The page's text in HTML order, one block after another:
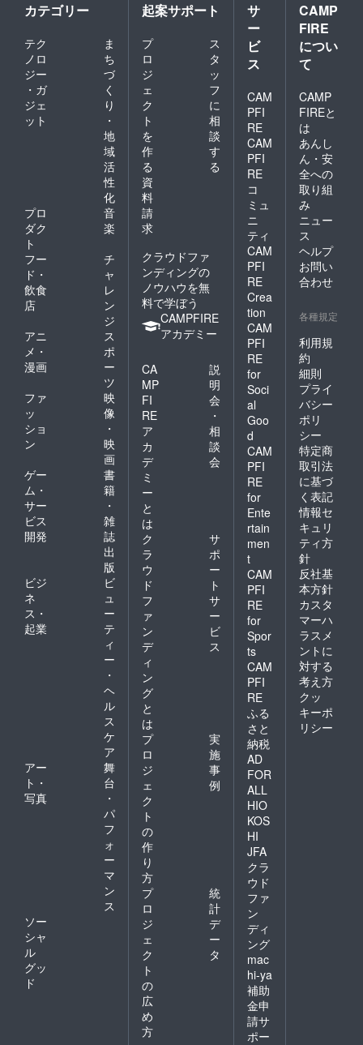
カテゴリー
テク
ノロ
ジー
・ガ
ジェ
ット
ま
ち
づ
く
り
・
地
域
活
性
化
プロ
ダク
ト
音
楽
フー
ド・
飲食
店
チ
ャ
レ
ン
ジ
アニ
メ・
漫画
ス
ポ
ー
ツ
ファ
ッ
ショ
ン
映
像
・
映
画
ゲー
ム・
サー
ビス
開発
書
籍
・
雑
誌
出
版
ビジ
ネ
ス・
起業
ビ
ュ
ー
テ
ィ
ー
・
ヘ
ル
ス
ケ
ア
アー
ト・
写真
舞
台
・
パ
フ
ォ
ー
マ
ン
ス
ソー
シャ
ル
グッ
ド
起案サポート
プ
ロ
ジ
ェ
ク
ト
を
作
る
ス
タ
ッ
フ
に
相
談
す
る
資
料
請
求
クラウドファ
ンディングの
ノウハウを無
料で学ぼう
CAMPFIRE
アカデミー
CA
MP
FI
RE
ア
カ
デ
ミ
ー
と
は
説
明
会
・
相
談
会
ク
ラ
ウ
ド
フ
ァ
ン
デ
ィ
ン
グ
と
は
サ
ポ
ー
ト
サ
ー
ビ
ス
プ
ロ
ジ
ェ
ク
ト
の
作
り
方
実
施
事
例
プ
ロ
ジ
ェ
ク
ト
の
広
め
方
統
計
デ
ー
タ
サ
ー
ビ
ス
CAM
PFI
RE
CAM
PFI
RE
コ
ミュ
ニ
ティ
CAM
PFI
RE
Crea
tion
CAM
PFI
RE
for
Soci
al
Goo
d
CAM
PFI
RE
for
Ente
rtain
men
t
CAM
PFI
RE
for
Spor
ts
CAM
PFI
RE
ふる
さと
納税
AD
FOR
ALL
HIO
KOS
HI
JFA
クラ
ウド
ファ
ン
ディ
ング
mac
hi-ya
補助
金申
請サ
ポー
CAMP
FIRE
につい
て
CAMP
FIREと
は
あんし
ん・安
全への
取り組
み
ニュー
ス
ヘルプ
お問い
合わせ
各種規定
利用規
約
細則
プライ
バシー
ポリ
シー
特定商
取引法
に基づ
く表記
情報セ
キュリ
ティ方
針
反社基
本方針
カスタ
マーハ
ラスメ
ントに
対する
考え方
クッ
キーポ
リシー